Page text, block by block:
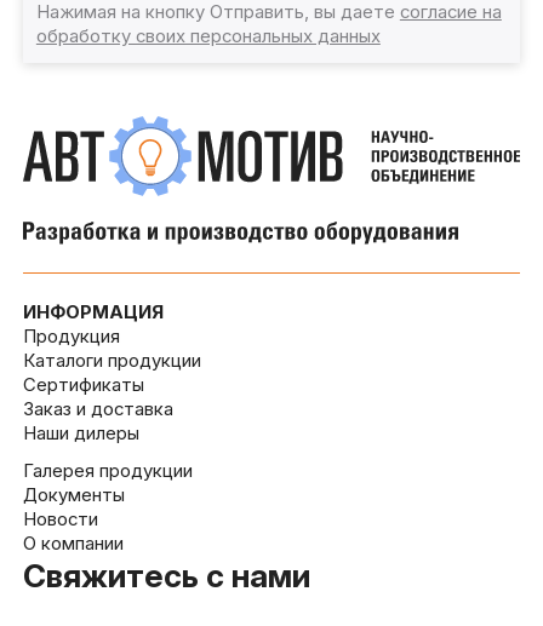
Нажимая на кнопку Отправить, вы даете согласие на
обработку своих персональных данных
ИНФОРМАЦИЯ
Продукция
Каталоги продукции
Сертификаты
Заказ и доставка
Наши дилеры
Галерея продукции
Документы
Новости
О компании
Свяжитесь с нами